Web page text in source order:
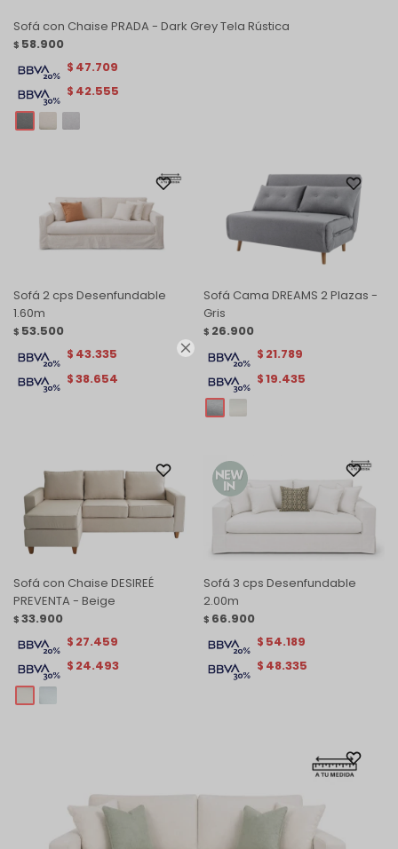

Sofá con Chaise PRADA - Dark Grey Tela Rústica
$ 58.900
$ 42.555
$ 47.709
Sofá 2 cps Desenfundable
1.60m
$ 53.500
$38.654
$ 43.335
Sofá Cama DREAMS 2 Plazas -
Gris
$ 26.900
$19.435
$ 21.789
Sofá con Chaise DESIREÉ
PREVENTA - Beige
$ 33.900
$ 24.493
$ 27.459
Sofá 3 cps Desenfundable
2.00m
$ 66.900
$ 48.335
$ 54.189